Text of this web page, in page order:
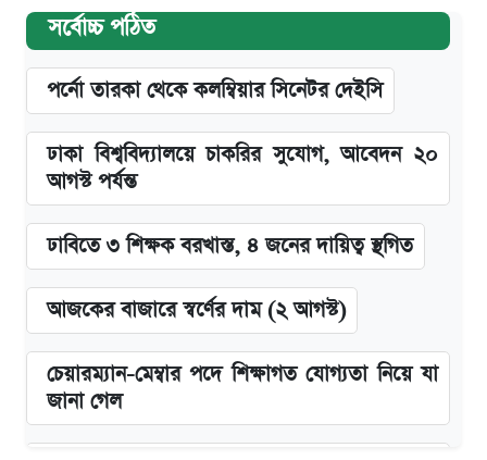
সর্বোচ্চ পঠিত
পর্নো তারকা থেকে কলম্বিয়ার সিনেটর দেইসি
ঢাকা বিশ্ববিদ্যালয়ে চাকরির সুযোগ, আবেদন ২০
আগস্ট পর্যন্ত
ঢাবিতে ৩ শিক্ষক বরখাস্ত, ৪ জনের দায়িত্ব স্থগিত
আজকের বাজারে স্বর্ণের দাম (২ আগস্ট)
চেয়ারম্যান-মেম্বার পদে শিক্ষাগত যোগ্যতা নিয়ে যা
জানা গেল